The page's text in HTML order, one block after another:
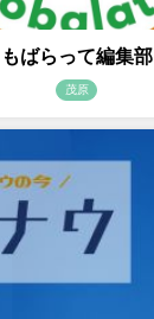
もばらって編集部
茂原